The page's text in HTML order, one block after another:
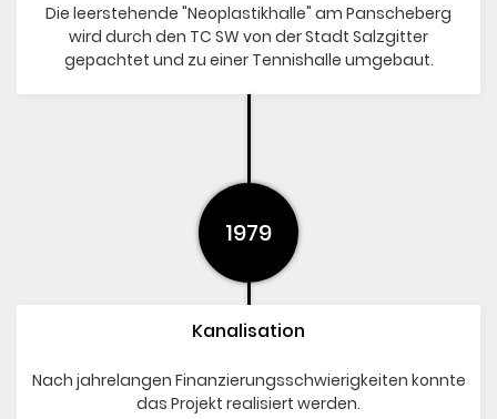
Die leerstehende "Neoplastikhalle" am Panscheberg
wird durch den TC SW von der Stadt Salzgitter
gepachtet und zu einer Tennishalle umgebaut.
1979
Kanalisation
Nach jahrelangen Finanzierungsschwierigkeiten konnte
das Projekt realisiert werden.